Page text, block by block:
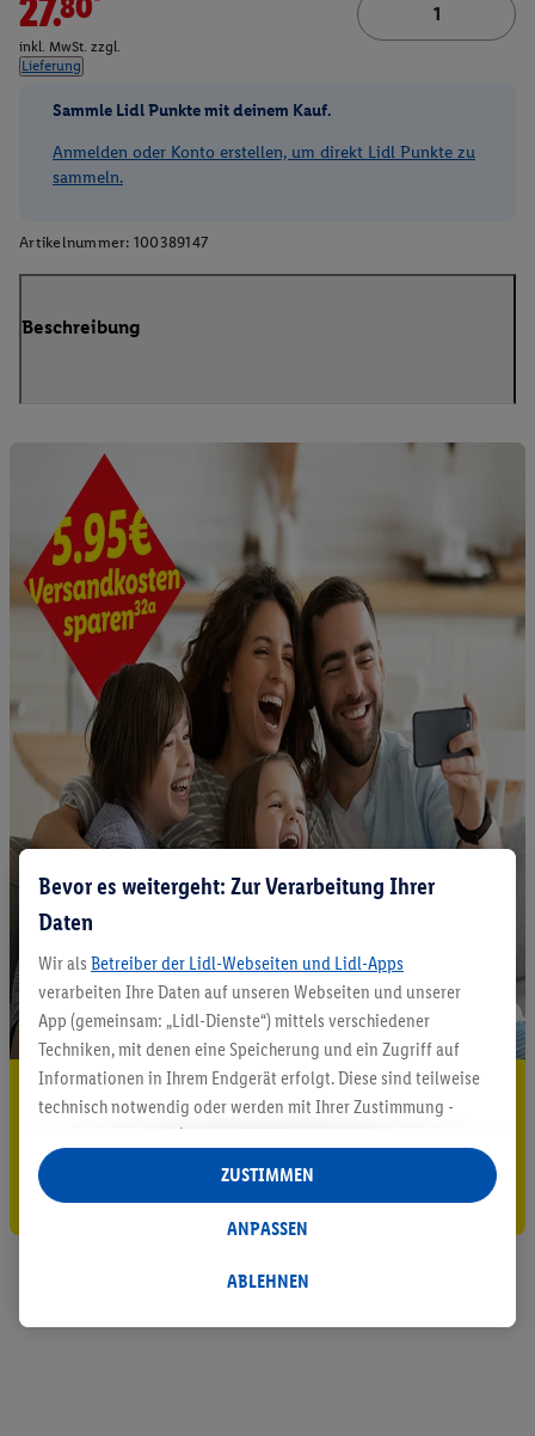
27.80*
inkl. MwSt. zzgl.
Lieferung
Sammle Lidl Punkte mit deinem Kauf.
Anmelden oder Konto erstellen, um direkt Lidl Punkte zu
sammeln.
Artikelnummer: 100389147
Beschreibung
5.95 € Versand sparen³²ᵃ
Jetzt zum Newsletter anmelden
Bevor es weitergeht: Zur Verarbeitung Ihrer
Daten
Wir als Betreiber der Lidl-Webseiten und Lidl-Apps
verarbeiten Ihre Daten auf unseren Webseiten und unserer
App (gemeinsam: „Lidl-Dienste“) mittels verschiedener
Techniken, mit denen eine Speicherung und ein Zugriff auf
Informationen in Ihrem Endgerät erfolgt. Diese sind teilweise
technisch notwendig oder werden mit Ihrer Zustimmung -
auch durch Partner (u.a.
Verantwortliche; im Zusammenhang mit dem IAB TCF
insgesamt
Statistik-Erstellung oder für personalisierte Werbung
Datenverarbeitungen für personalisierte Werbung werden
ABLEHNEN
ANPASSEN
ZUSTIMMEN